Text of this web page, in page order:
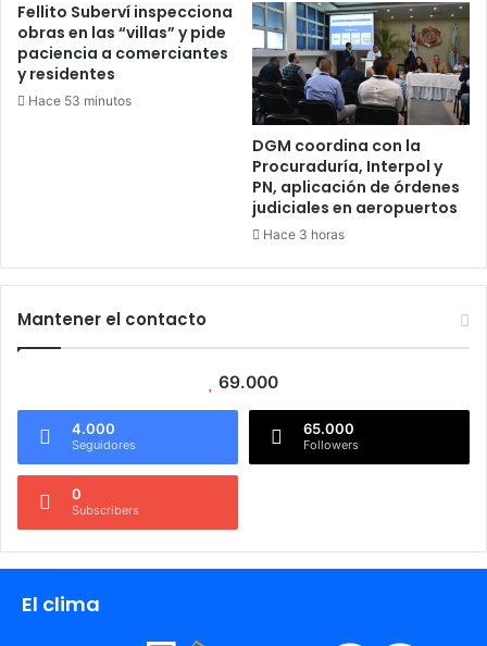
Fellito Suberví inspecciona
obras en las “villas” y pide
paciencia a comerciantes
y residentes
Hace 53 minutos
DGM coordina con la
Procuraduría, Interpol y
PN, aplicación de órdenes
judiciales en aeropuertos
Hace 3 horas
Mantener el contacto
69.000
4.000
Seguidores
65.000
Followers
0
Subscribers
El clima